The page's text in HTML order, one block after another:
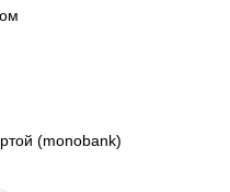
(monobank)